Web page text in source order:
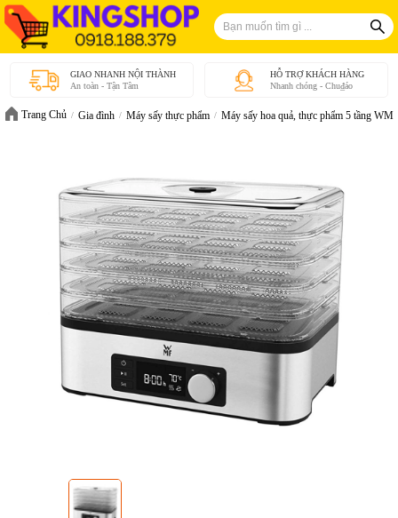
GIAO NHANH NỘI THÀNH
An toàn - Tận Tâm
HỖ TRỢ KHÁCH HÀNG
Nhanh chóng - Chu₫áo
Trang Chủ Gia đình Máy sấy thực phẩm Máy sấy hoa quả, thực phẩm 5 tầng